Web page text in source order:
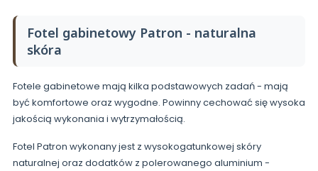
Fotel gabinetowy Patron - naturalna
skóra
Fotele gabinetowe mają kilka podstawowych zadań - mają
być komfortowe oraz wygodne. Powinny cechować się wysoka
jakością wykonania i wytrzymałością.
Fotel Patron wykonany jest z wysokogatunkowej skóry
naturalnej oraz dodatków z polerowanego aluminium -